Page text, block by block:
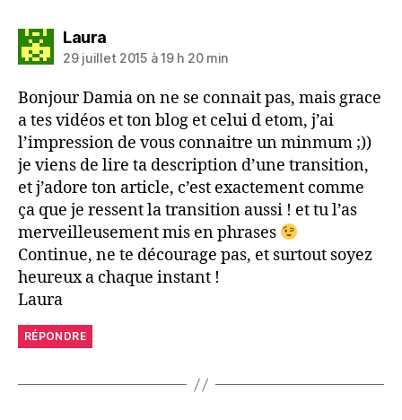
Lauradit :
29 juillet 2015 à 19 h 20 min
Bonjour Damia on ne se connait pas, mais grace
a tes vidéos et ton blog et celui d etom, j’ai
l’impression de vous connaitre un minmum ;))
je viens de lire ta description d’une transition,
et j’adore ton article, c’est exactement comme
ça que je ressent la transition aussi ! et tu l’as
merveilleusement mis en phrases
Continue, ne te décourage pas, et surtout soyez
heureux a chaque instant !
Laura
RÉPONDRE